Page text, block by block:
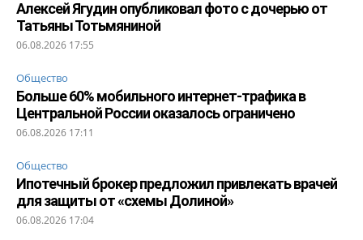
Алексей Ягудин опубликовал фото с дочерью от
Татьяны Тотьмяниной
06.08.2026 17:55
Общество
Больше 60% мобильного интернет-трафика в
Центральной России оказалось ограничено
06.08.2026 17:11
Общество
Ипотечный брокер предложил привлекать врачей
для защиты от «схемы Долиной»
06.08.2026 17:04